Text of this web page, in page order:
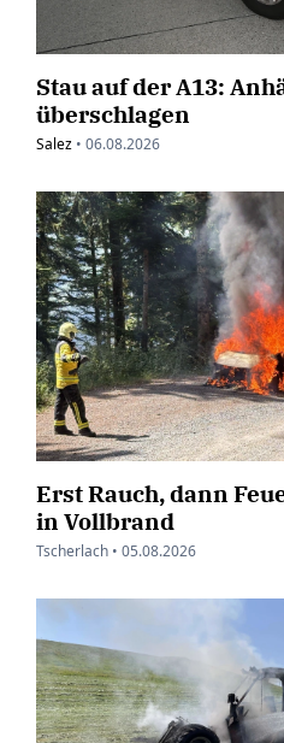
Stau auf der A13:
überschlagen
Salez • 06.08.2026
Erst Rauch, dann
in Vollbrand
Tscherlach • 05.08.2026